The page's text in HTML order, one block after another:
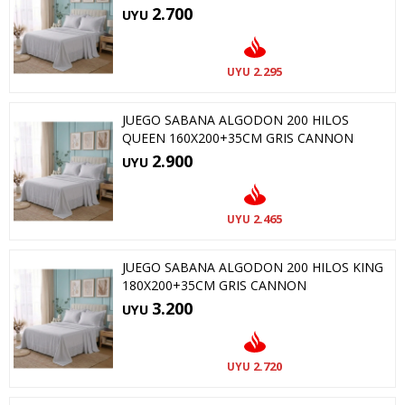
UYU 2.700
UYU 2.295
JUEGO SABANA ALGODON 200 HILOS
QUEEN 160X200+35CM GRIS CANNON
UYU 2.900
UYU 2.465
JUEGO SABANA ALGODON 200 HILOS KING
180X200+35CM GRIS CANNON
UYU 3.200
UYU 2.720